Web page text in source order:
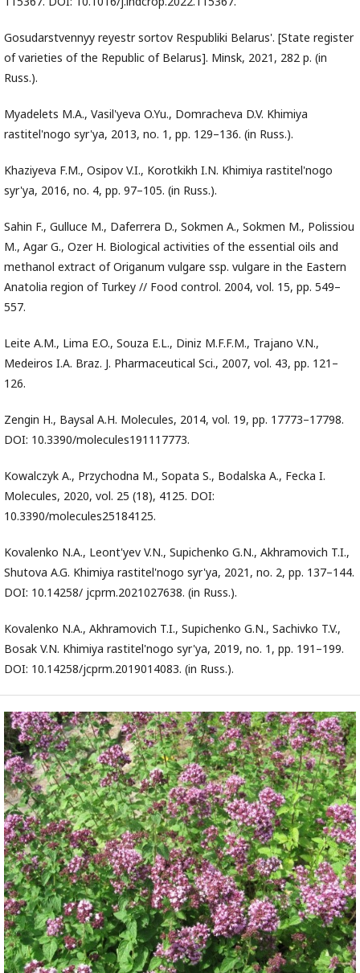
Gosudarstvennyy reyestr sortov Respubliki Belarus'. [State register
of varieties of the Republic of Belarus]. Minsk, 2021, 282 p. (in
Russ.).
Myadelets M.A., Vasil'yeva O.Yu., Domracheva D.V. Khimiya
rastitel'nogo syr'ya, 2013, no. 1, pp. 129–136. (in Russ.).
Khaziyeva F.M., Osipov V.I., Korotkikh I.N. Khimiya rastitel'nogo
syr'ya, 2016, no. 4, pp. 97–105. (in Russ.).
Sahin F., Gulluce M., Daferrera D., Sokmen A., Sokmen M., Polissiou
M., Agar G., Ozer H. Biological activities of the essential oils and
methanol extract of Origanum vulgare ssp. vulgare in the Eastern
Anatolia region of Turkey // Food control. 2004, vol. 15, pp. 549–
557.
Leite A.M., Lima E.O., Souza E.L., Diniz M.F.F.M., Trajano V.N.,
Medeiros I.A. Braz. J. Pharmaceutical Sci., 2007, vol. 43, pp. 121–
126.
Zengin H., Baysal A.H. Molecules, 2014, vol. 19, pp. 17773–17798.
DOI: 10.3390/molecules191117773.
Kowalczyk A., Przychodna M., Sopata S., Bodalska A., Fecka I.
Molecules, 2020, vol. 25 (18), 4125. DOI:
10.3390/molecules25184125.
Kovalenko N.A., Leont'yev V.N., Supichenko G.N., Akhramovich T.I.,
Shutova A.G. Khimiya rastitel'nogo syr'ya, 2021, no. 2, pp. 137–144.
DOI: 10.14258/ jcprm.2021027638. (in Russ.).
Kovalenko N.A., Akhramovich T.I., Supichenko G.N., Sachivko T.V.,
Bosak V.N. Khimiya rastitel'nogo syr'ya, 2019, no. 1, pp. 191–199.
DOI: 10.14258/jcprm.2019014083. (in Russ.).